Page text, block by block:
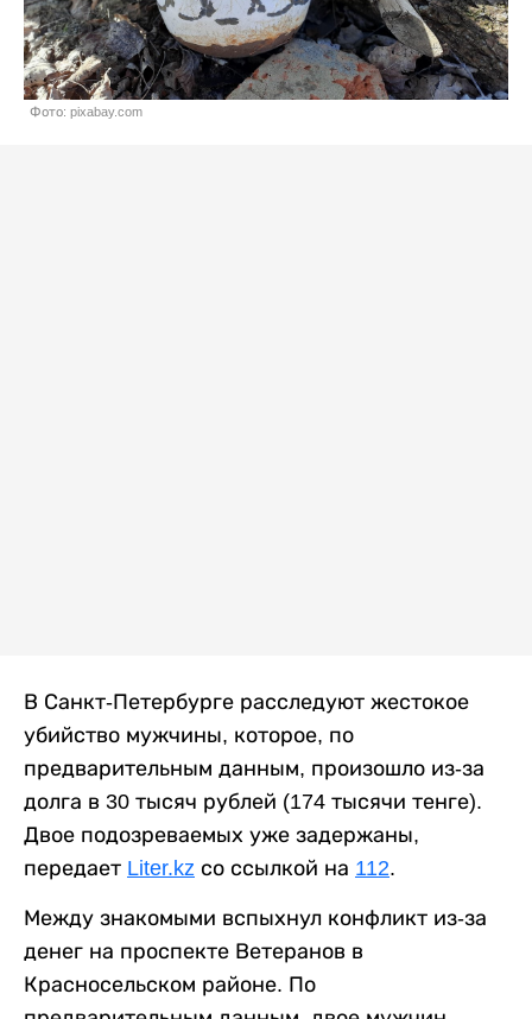
Фото: pixabay.com
В Санкт-Петербурге расследуют жестокое
убийство мужчины, которое, по
предварительным данным, произошло из-за
долга в 30 тысяч рублей (174 тысячи тенге).
Двое подозреваемых уже задержаны,
передает Liter.kz со ссылкой на 112.
Между знакомыми вспыхнул конфликт из-за
денег на проспекте Ветеранов в
Красносельском районе. По